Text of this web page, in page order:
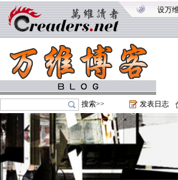
设万
搜索>> 发表日志